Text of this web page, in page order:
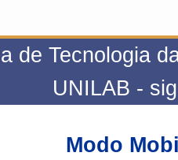
de Tecnologia
UNILAB -
Modo